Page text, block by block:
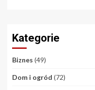
Kategorie
Biznes (49)
Dom i ogród (72)